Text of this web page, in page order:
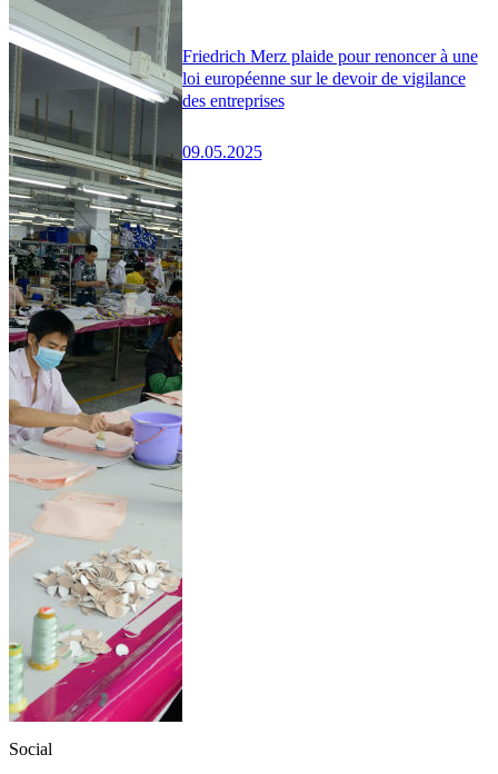
Friedrich Merz plaide pour renoncer à une
loi européenne sur le devoir de vigilance
des entreprises
09.05.2025
Social